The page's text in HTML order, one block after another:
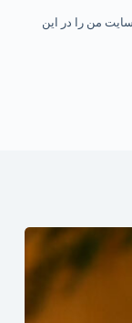
من را در این